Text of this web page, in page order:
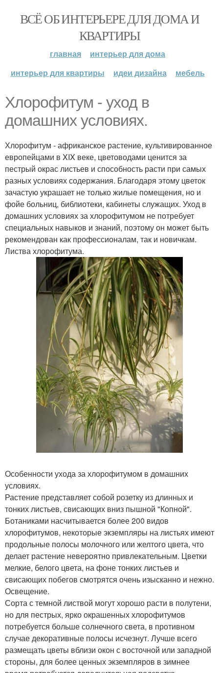
ВСЁ ОБ ИНТЕРЬЕРЕ ДЛЯ ДОМА И
КВАРТИРЫ
главная
интерьер для дома
интерьер для квартиры
идеи дизайна мебель
Хлорофитум - уход в
домашних условиях.
Хлорофитум - африканское растение, культивированное
европейцами в XIX веке, цветоводами ценится за
пестрый окрас листьев и способность расти при самых
разных условиях содержания. Благодаря этому цветок
зачастую украшает не только жилые помещения, но и
фойе больниц, библиотеки, кабинеты служащих. Уход в
домашних условиях за хлорофитумом не потребует
специальных навыков и знаний, поэтому он может быть
рекомендован как профессионалам, так и новичкам.
Листва хлорофитума.
Особенности ухода за хлорофитумом в домашних
условиях.
Растение представляет собой розетку из длинных и
тонких листьев, свисающих вниз пышной "Копной".
Ботаниками насчитывается более 200 видов
хлорофитумов, некоторые экземпляры на листьях имеют
продольные полосы молочного или желтого цвета, что
делает растение невероятно привлекательным. Цветки
мелкие, белого цвета, на фоне тонких листьев и
свисающих побегов смотрятся очень изысканно и нежно.
Освещение.
Сорта с темной листвой могут хорошо расти в полутени,
но для пестрых, ярко окрашенных хлорофитумов
потребуется больше солнечного света, в противном
случае декоративные полосы исчезнут. Лучше всего
размещать цветы вблизи окон с восточной или западной
стороны, для более ценных экземпляров в зимнее